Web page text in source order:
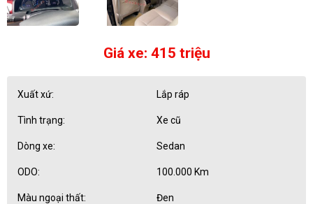
Giá xe: 415 triệu
Xuất xứ: Lắp ráp
Tình trạng: Xe cũ
Dòng xe: Sedan
ODO: 100.000 Km
Màu ngoại thất: Đen